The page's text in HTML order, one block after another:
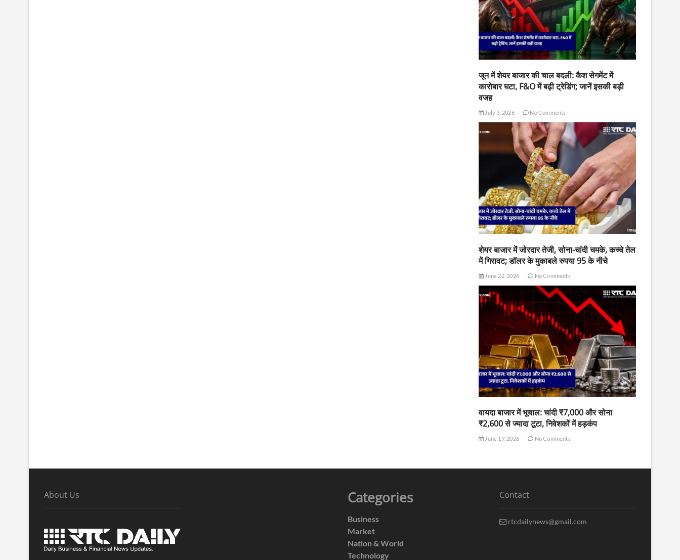
जून में शेयर बाजार की चाल बदली: कैश सेगमेंट में
कारोबार घटा, F&O में बढ़ी ट्रेडिंग; जानें इसकी बड़ी
वजह
July 3, 2026 No Comments
शेयर बाजार में जोरदार तेजी, सोना-चांदी चमके, कच्चे तेल
में गिरावट; डॉलर के मुकाबले रुपया 95 के नीचे
June 22, 2026 No Comments
वायदा बाजार में भूचाल: चांदी ₹7,000 और सोना
₹2,600 से ज्यादा टूटा, निवेशकों में हड़कंप
June 19, 2026 No Comments
About Us Categories
Business
Market
Nation & World
Technology
Contact
rtcdailynews@gmail.com